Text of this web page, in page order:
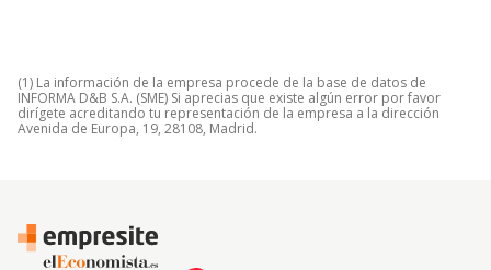
(1) La información de la empresa procede de la base de datos de
INFORMA D&B S.A. (SME) Si aprecias que existe algún error por favor
dirígete acreditando tu representación de la empresa a la dirección
Avenida de Europa, 19, 28108, Madrid.